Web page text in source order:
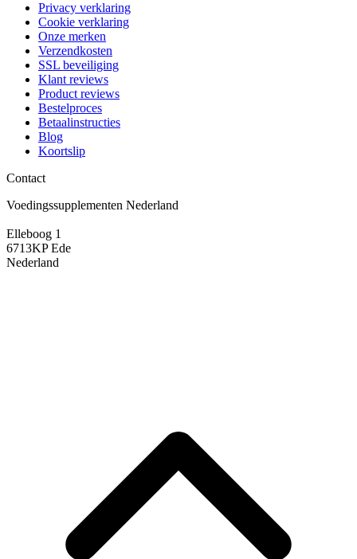
Privacy verklaring
Cookie verklaring
Onze merken
Verzendkosten
SSL beveiliging
Klant reviews
Product reviews
Bestelproces
Betaalinstructies
Blog
Koortslip
Contact
Voedingssupplementen Nederland
Elleboog 1
6713KP Ede
Nederland